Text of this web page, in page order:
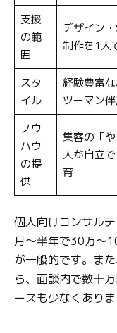
支援
の範
囲
デザイン
制作を1人
スタ
イル
経験豊富
ツーマン
ノウ
ハウ
の提
供
集客の「
人が自立
育
個人向けコンサル
月〜半年で30万〜
が一般的です。ま
ら、面談内で数十
ースも少なくありま